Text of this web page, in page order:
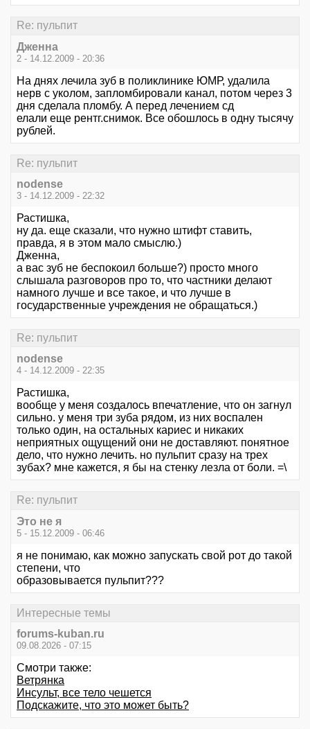
Re: пульпит
Дженна
2 - 14.12.2009 - 20:36
На днях лечила зуб в поликлинике ЮМР, удалила
нерв с уколом, запломбировали канал, потом через 3
дня сделала пломбу. А перед лечением сд
елали еще рентг.снимок. Все обошлось в одну тысячу
рублей.
Re: пульпит
nodense
3 - 14.12.2009 - 22:32
Растишка,
ну да. еще сказали, что нужно штифт ставить,
правда, я в этом мало смыслю.)
Дженна,
а вас зуб не беспокоил больше?) просто много
слышала разговоров про то, что частники делают
намного лучше и все такое, и что лучше в
государственные учреждения не обращаться.)
Re: пульпит
nodense
4 - 14.12.2009 - 22:35
Растишка,
вообще у меня создалось впечатление, что он загнул
сильно. у меня три зуба рядом, из них воспален
только один, на остальных кариес и никаких
неприятных ощущений они не доставляют. понятное
дело, что нужно лечить. но пульпит сразу на трех
зубах? мне кажется, я бы на стенку лезла от боли. =\
Re: пульпит
Это не я
5 - 15.12.2009 - 06:46
я не понимаю, как можно запускать свой рот до такой
степени, что
образовывается пульпит???
Интересные темы
forums-kuban.ru
09.08.2026 - 07:15
Смотри также:
Ветрянка
Инсульт, все тело чешется
Подскажите, что это может быть?